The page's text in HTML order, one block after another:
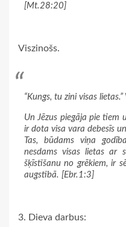
[Mt.28:20]
Viszinošs.
“Kungs, tu zini visas
Un Jēzus piegāja pie tiem
ir dota visa vara debesīs
Tas, būdams viņa
nesdams visas lietas ar
šķīstīšanu no grēkiem, ir
augstībā. [Ebr.1:3]
3. Dieva darbus: